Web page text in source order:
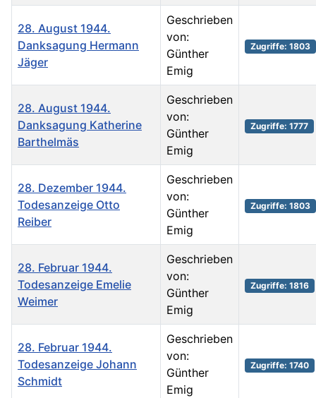
28. August 1944.
Danksagung Hermann
Jäger
Geschrieben
von:
Günther
Emig
Zugriffe: 1803
28. August 1944.
Danksagung Katherine
Barthelmäs
Geschrieben
von:
Günther
Emig
Zugriffe: 1777
28. Dezember 1944.
Todesanzeige Otto
Reiber
Geschrieben
von:
Günther
Emig
Zugriffe: 1803
28. Februar 1944.
Todesanzeige Emelie
Weimer
Geschrieben
von:
Günther
Emig
Zugriffe: 1816
28. Februar 1944.
Todesanzeige Johann
Schmidt
Geschrieben
von:
Günther
Emig
Zugriffe: 1740